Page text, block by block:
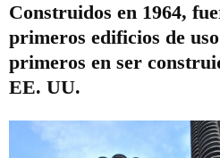
Construidos en 1964,
primeros edificios de
primeros en ser
EE. UU.